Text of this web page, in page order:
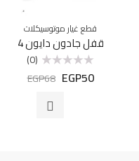
قطع غيار موتوسيكلات
قفل جادون دايون 4
التقييم
(0)
EGP50
EGP68